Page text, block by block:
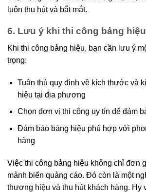
luôn thu hút và bắt mắt.
6. Lưu ý khi thi công bảng hiệu
Khi thi công bảng hiệu, bạn cần lưu ý
trọng:
Tuân thủ quy định về kích thước và
hiệu tại địa phương
Chọn đơn vị thi công uy tín để đảm
Đảm bảo bảng hiệu phù hợp với
hàng
Việc thi công bảng hiệu không chỉ đơn
mảnh biển quảng cáo. Đó còn là một
thương hiệu và thu hút khách hàng. Hy